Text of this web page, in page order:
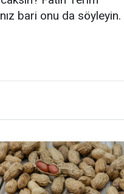
bari onu da söyleyin.